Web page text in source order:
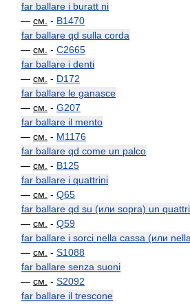
far ballare i buratt ni
— см. - B1470
far ballare qd sulla corda
— см. - C2665
far ballare i denti
— см. - D172
far ballare le ganasce
— см. - G207
far ballare il mento
— см. - M1176
far ballare qd come un palco
— см. - B125
far ballare i quattrini
— см. - Q65
far ballare qd su (или sopra) un
— см. - Q59
far ballare i sorci nella cassa (или
— см. - S1088
far ballare senza suoni
— см. - S2092
far ballare il trescone